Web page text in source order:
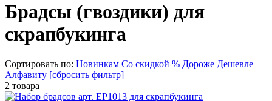
Брадсы (гвоздики) для
скрапбукинга
Сортировать по: Новинкам Со скидкой % Дороже Дешевле
Алфавиту [сбросить фильтр]
2 товара